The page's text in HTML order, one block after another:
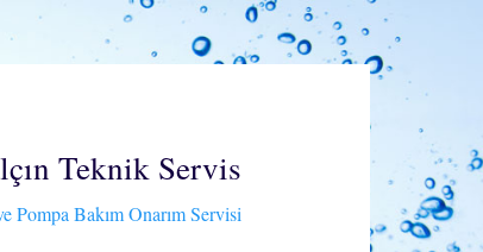
Teknik Servis
Pompa Bakım Onarım Servisi